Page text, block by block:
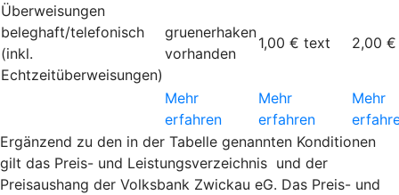
Überweisungen
beleghaft/telefonisch
(inkl.
Echtzeitüberweisungen)
gruenerhaken
vorhanden
1,00 € text 2,00 €
Mehr
erfahren
Mehr
erfahren
Mehr
Ergänzend zu den in der Tabelle genannten Konditionen
gilt das Preis- und Leistungsverzeichnis und der
Preisaushang der Volksbank Zwickau eG. Das Preis- und